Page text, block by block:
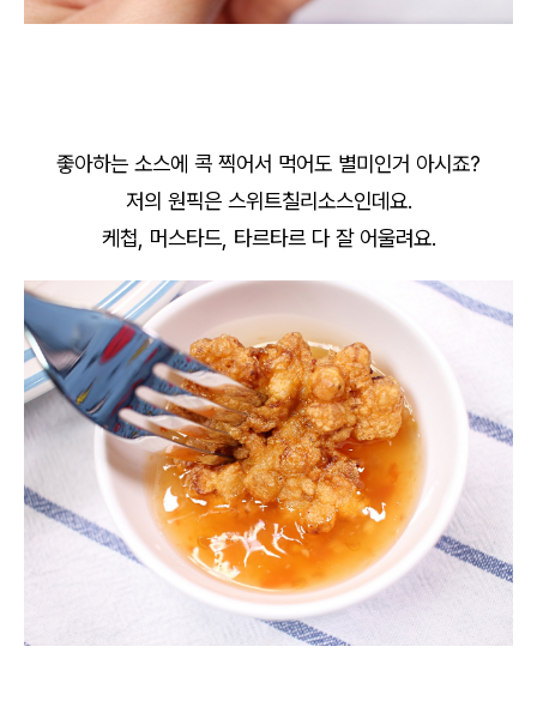
좋아하는 소스에 콕 찍어서 먹어도 별미인거 아시죠?
저의 원픽은 스위트칠리소스인데요.
케첩, 머스타드, 타르타르 다 잘 어울려요.